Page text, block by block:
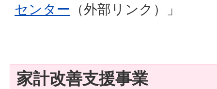
センター （外部リンク）」
家計改善支援事業